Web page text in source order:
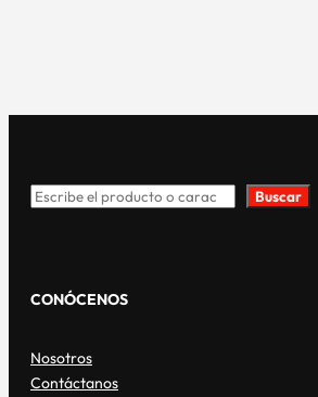
Search Buscar
CONÓCENOS
Nosotros
Contáctanos